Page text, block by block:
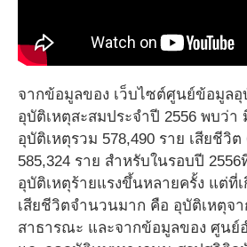
จากข้อมูลของ เว็บไซต์ศูนย์ข้อมูล
อุบัติเหตุสะสมประจำปี 2556 พบว่า
อุบัติเหตุรวม 578,490 ราย เสียชีวิ
585,324 ราย สำหรับในรอบปี
อุบัติเหตุร้ายแรงขึ้นหลายครั้ง แต่ที่
เสียชีวิตจำนวนมาก คือ อุบัติเหตุจา
สาธารณะ และจากข้อมูลของ ศูนย์